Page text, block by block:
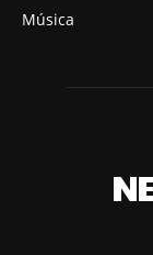
Música